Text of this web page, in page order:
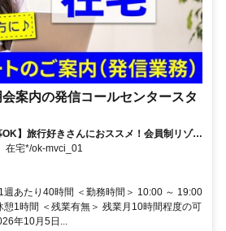
案内の発信コールセンタースタ
OK】旅行好きさんにおススメ！会員制リゾー
モートワーク◎月収34万円以上も可能！
在宅*/ok-mvci_01
週あたり40時間 ＜勤務時間＞ 10:00 ～ 19:00
憩1時間 ＜残業有無＞ 残業月10時間程度の可
年10月5日...